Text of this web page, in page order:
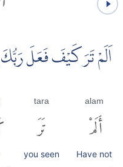
اَلَمْ تَرَ كَيْفَ فَعَلَ
alam
أَلَمْ
Have not
tara
تَرَ
you seen